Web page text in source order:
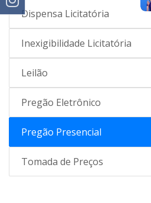
Dispensa Licitatória
Inexigibilidade Licitatória
Leilão
Pregão Eletrônico
Pregão Presencial
Tomada de Preços